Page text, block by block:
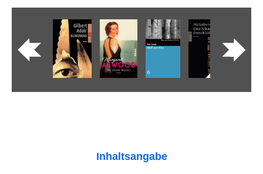
Inhaltsangabe